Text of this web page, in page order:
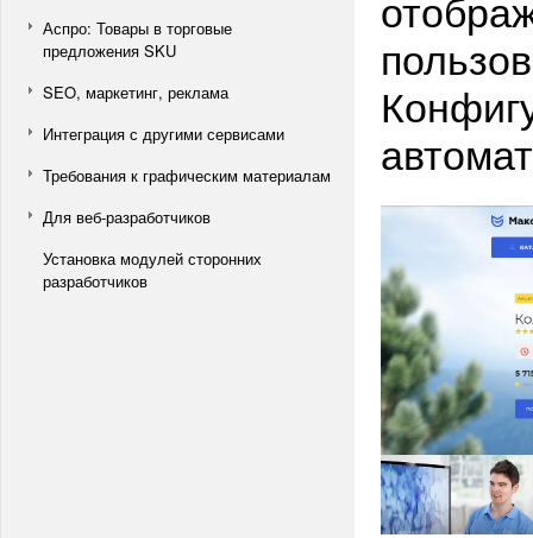
Аспро: Товары в торговые
предложения SKU
SEO, маркетинг, реклама
Интеграция с другими сервисами
Требования к графическим материалам
Для веб-разработчиков
Установка модулей сторонних
разработчиков